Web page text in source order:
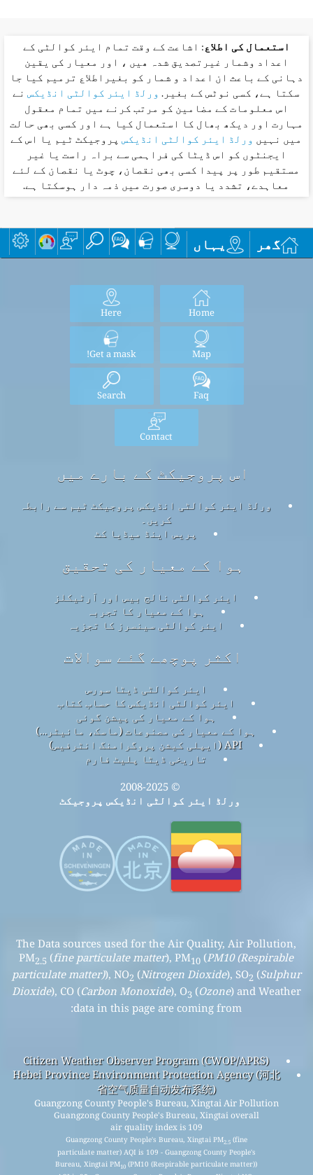
استعمال کی اطلاع: اشاعت کے وقت تمام ایئر کوالٹی کے
اعداد وشمار غیرتصدیق شدہ ھیں ، اور معیار کی یقین
دہانی کے باعث ان اعداد و شمار کو بغیراطلاع ترمیم کیا جا
سکتا ہے، کسی نوٹس کے بغیر.ورلڈ ایئر کوالٹی انڈیکسنے
اس معلومات کے مضامین کو مرتب کرنے میں تمام معقول
مہارت اور دیکھ بھال کا استعمال کیا ہے اور کسی بھی حالت
میں نہیںورلڈ ایئر کوالٹی انڈیکسپروجیکٹ ٹیم یا اس کے
ایجنٹوں کو اس ڈیٹا کی فراہمی سے براہ راست یا غیر
مستقیم طور پر پیدا کسی بھی نقصان، چوٹ یا نقصان کے لئے
معاہدے، تشدد یا دوسری صورت میں ذمہ دار ہوسکتا ہے.
گھر یہاں
Home
Here
Map
Get a mask!
Faq
Search
Contact
اس پروجیکٹ کے بارے میں
ورلڈ ایئر کوالٹی انڈیکس پروجیکٹ ٹیم سے رابطہ
کریں۔
پریس اینڈ میڈیا کٹ
ہوا کے معیار کی تحقیق
ایئر کوالٹی نالج بیس اور آرٹیکلز
ہوا کے معیار کا تجربہ
ایئر کوالٹی سینسرز کا تجزیہ
اکثر پوچھے گئے سوالات
ایئر کوالٹی ڈیٹا سورس
ایئر کوالٹی انڈیکس کا حساب کتاب
ہوا کے معیار کی پیشن گوئی
ہوا کے معیار کی مصنوعات (ماسک، مانیٹر…)
API (ایپلی کیشن پروگرامنگ انٹرفیس)
تاریخی ڈیٹا پلیٹ فارم
© 2008-2025
ورلڈ ایئر کوالٹی انڈیکس پروجیکٹ
The Data sources used for the Air Quality, Air Pollution,
PM2.5(fine particulate matter), PM10(PM10 (Respirable
particulate matter)), NO2 (Nitrogen Dioxide), SO2 (Sulphur
Dioxide), CO (Carbon Monoxide), O3 (Ozone ) and Weather
data in this page are coming from:
Citizen Weather Observer Program (CWOP/APRS)
Hebei Province Environment Protection Agency (河北
省空气质量自动发布系统)
Guangzong County People's Bureau, Xingtai Air Pollution
Guangzong County People's Bureau, Xingtai overall
air quality index is 109
Guangzong County People's Bureau, Xingtai PM2.5(fine
particulate matter) AQI is 109 - Guangzong County People's
Bureau, Xingtai PM10(PM10 (Respirable particulate matter))